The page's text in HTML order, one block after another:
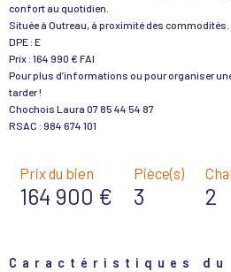
confort au quotidien.
Située à Outreau, à proximité des commodités.
DPE : E
Prix : 164 990 € FAI
Pour plus d’informations ou pour organiser
tarder !
Chochois Laura 07 85 44 54 87
Prix du bien
164 900 €
Pièce(s)
3 2
Caractéristiques du